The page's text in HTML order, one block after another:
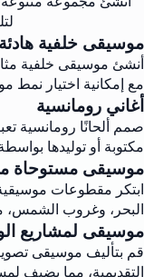
موسيقى خلفية هادئة
أنشئ موسيقى خلفية
مع إمكانية اختيار نمط
أغاني رومانسية
صمم ألحانًا رومانسية
مكتوبة أو توليدها
موسيقى مستوحاة
ابتكر مقطوعات
البحر، وغروب الشمس،
موسيقى لمشاريع
قم بتأليف موسيقى
التقديمية، مما يضيف